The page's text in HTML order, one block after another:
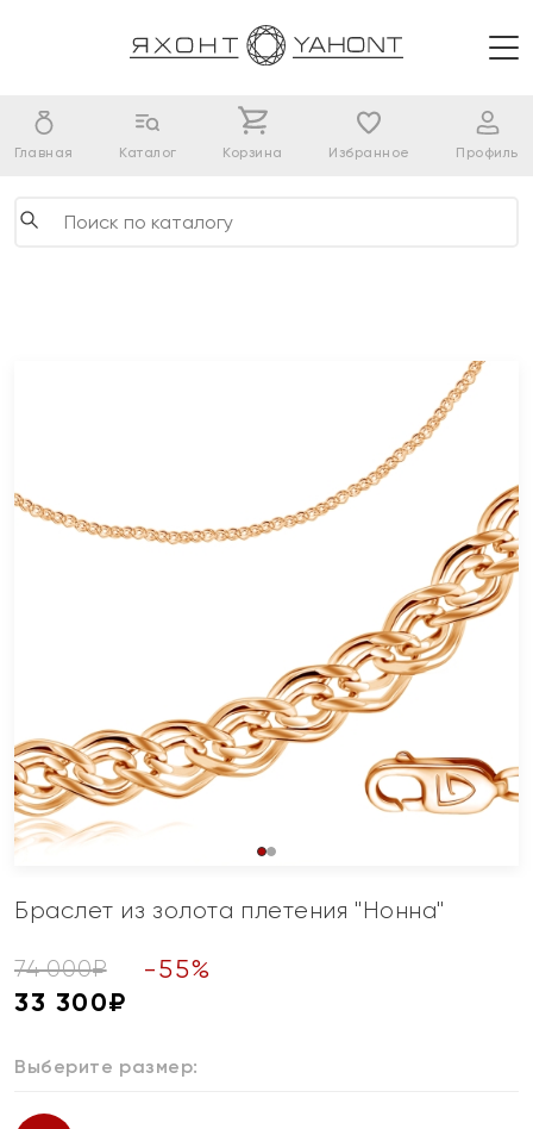
Главная Каталог Корзина Избранное Профиль
Браслет из золота плетения "Нонна"
74 000₽ -55%
33 300₽
Выберите размер: